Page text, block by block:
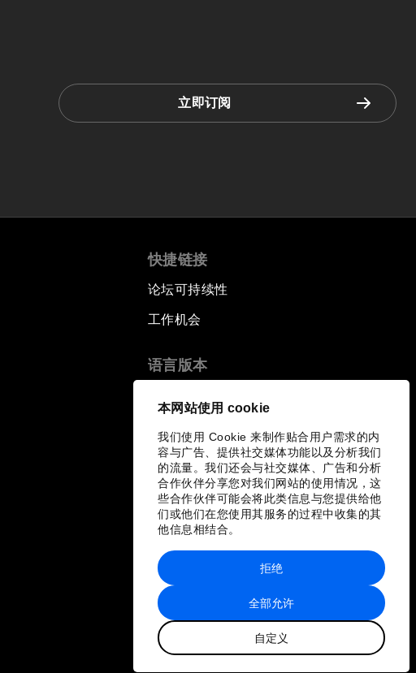
本网站使用 cookie
我们使用 Cookie 来制作贴合用户需求的内
容与广告、提供社交媒体功能以及分析我们
的流量。我们还会与社交媒体、广告和分析
合作伙伴分享您对我们网站的使用情况，这
些合作伙伴可能会将此类信息与您提供给他
们或他们在您使用其服务的过程中收集的其
他信息相结合。
全部允许
自定义
拒绝
立即订阅
快捷链接
论坛可持续性
工作机会
语言版本